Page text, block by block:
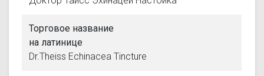
Торговое название
на латинице
Dr.Theiss Echinacea Tincture